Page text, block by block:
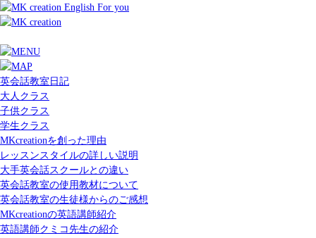
英会話教室日記
大人クラス
子供クラス
学生クラス
MKcreationを創った理由
レッスンスタイルの詳しい説明
大手英会話スクールとの違い
英会話教室の使用教材について
英会話教室の生徒様からのご感想
MKcreationの英語講師紹介
英語講師クミコ先生の紹介